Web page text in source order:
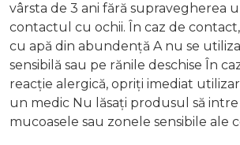
vârsta de 3 ani fără supravegherea
contactul cu ochii. În caz de
cu apă din abundență A nu se
sensibilă sau pe rănile deschise În
reacție alergică, opriți imediat
un medic Nu lăsați produsul să
mucoasele sau zonele sensibile ale